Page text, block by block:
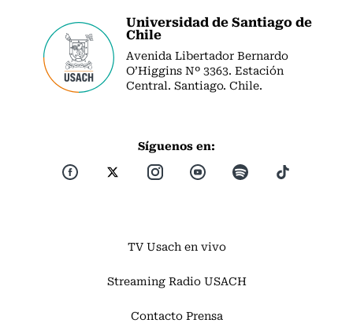
Universidad de Santiago de
Chile
Avenida Libertador Bernardo
O’Higgins Nº 3363. Estación
Central. Santiago. Chile.
Síguenos en:
TV Usach en vivo
Streaming Radio USACH
Contacto Prensa